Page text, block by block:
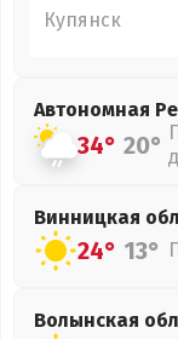
Купянск
Автономная
34° 20°
Винницкая
24° 13°
Волынская